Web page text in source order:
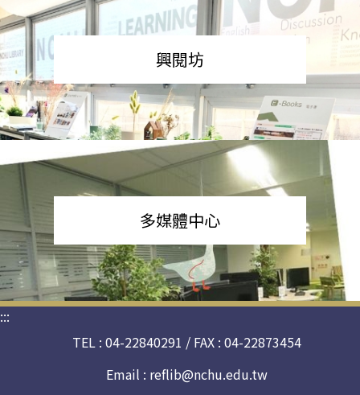
興閱坊
多媒體中心
:::
TEL : 04-22840291 / FAX : 04-22873454
Email : reflib@nchu.edu.tw